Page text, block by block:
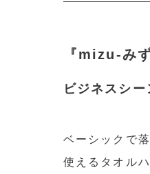
『mizu-み
ビジネスシ
ベーシックで
使えるタオル